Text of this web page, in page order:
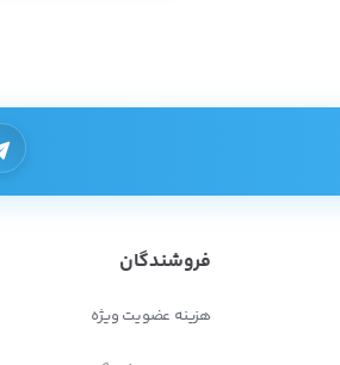
فروشندگان
هزینه عضویت ویژه